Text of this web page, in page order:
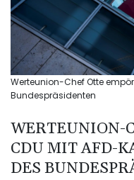
Werteunion-Chef Otte
Bundespräsidenten
WERTEUNION-
CDU MIT AFD-
DES